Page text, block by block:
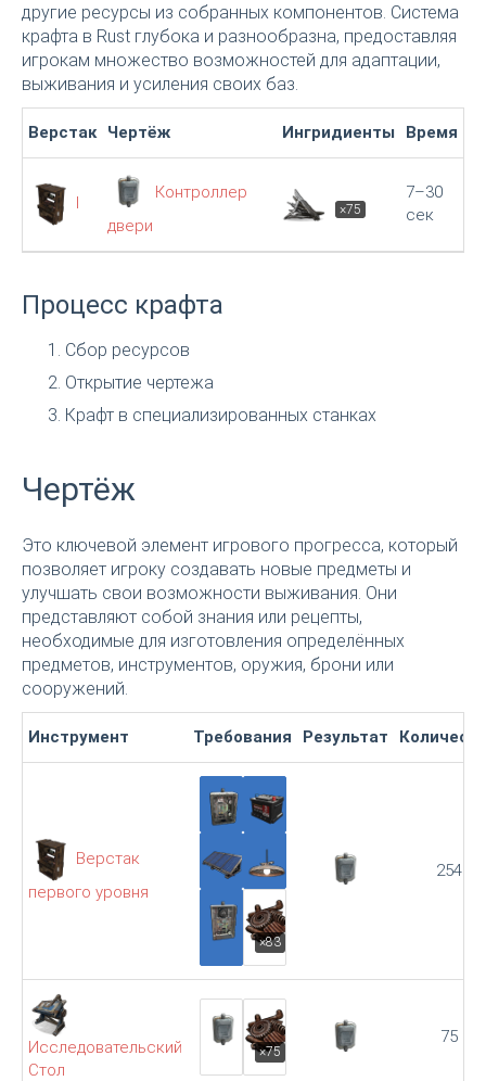
другие ресурсы из собранных компонентов. Система
крафта в Rust глубока и разнообразна, предоставляя
игрокам множество возможностей для адаптации,
выживания и усиления своих баз.
Верстак Чертёж Ингридиенты Время
I
Контроллер
двери
×75
7–30
сек
Процесс крафта
Сбор ресурсов
Открытие чертежа
Крафт в специализированных станках
Чертёж
Это ключевой элемент игрового прогресса, который
позволяет игроку создавать новые предметы и
улучшать свои возможности выживания. Они
представляют собой знания или рецепты,
необходимые для изготовления определённых
предметов, инструментов, оружия, брони или
сооружений.
Инструмент Требования Результат
Верстак
первого уровня
×83
254
Исследовательский
Стол
×75
75